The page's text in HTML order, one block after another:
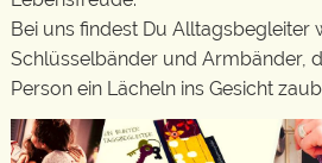
Bei uns findest Du Alltagsbegleiter
Schlüsselbänder und Armbänder,
Person ein Lächeln ins Gesicht